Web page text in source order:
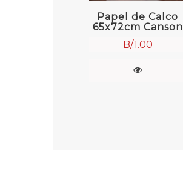
Papel de Calco
65x72cm Canson
B/.1.00